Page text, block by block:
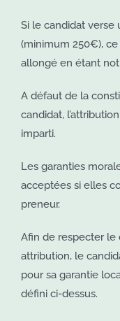
Si le candidat verse
(minimum 250€),
allongé en étant
A défaut de la
candidat,
imparti.
Les garanties
acceptées si elles
preneur.
Afin de respecter le
attribution, le
pour sa garantie
défini ci-dessus.